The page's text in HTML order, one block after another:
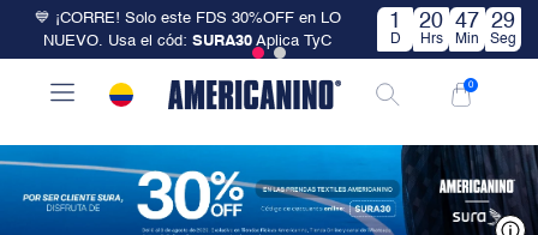
💙 ¡CORRE! Solo este FDS 30%OFF en LO
NUEVO. Usa el cód: SURA30 Aplica TyC
1
D
20
Hrs
47
Min
28
Seg
0